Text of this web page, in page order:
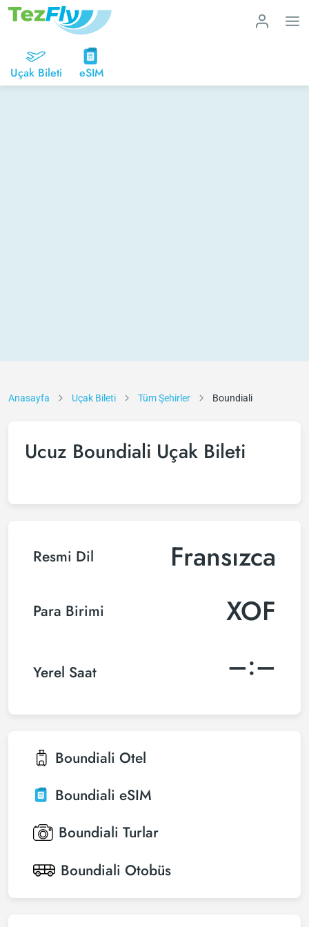
Uçak Bileti eSIM
Anasayfa Uçak Bileti Tüm Şehirler Boundiali
Ucuz Boundiali Uçak Bileti
Resmi Dil Fransızca
Para Birimi XOF
Yerel Saat –:–
Boundiali Otel
Boundiali eSIM
Boundiali Turlar
Boundiali Otobüs